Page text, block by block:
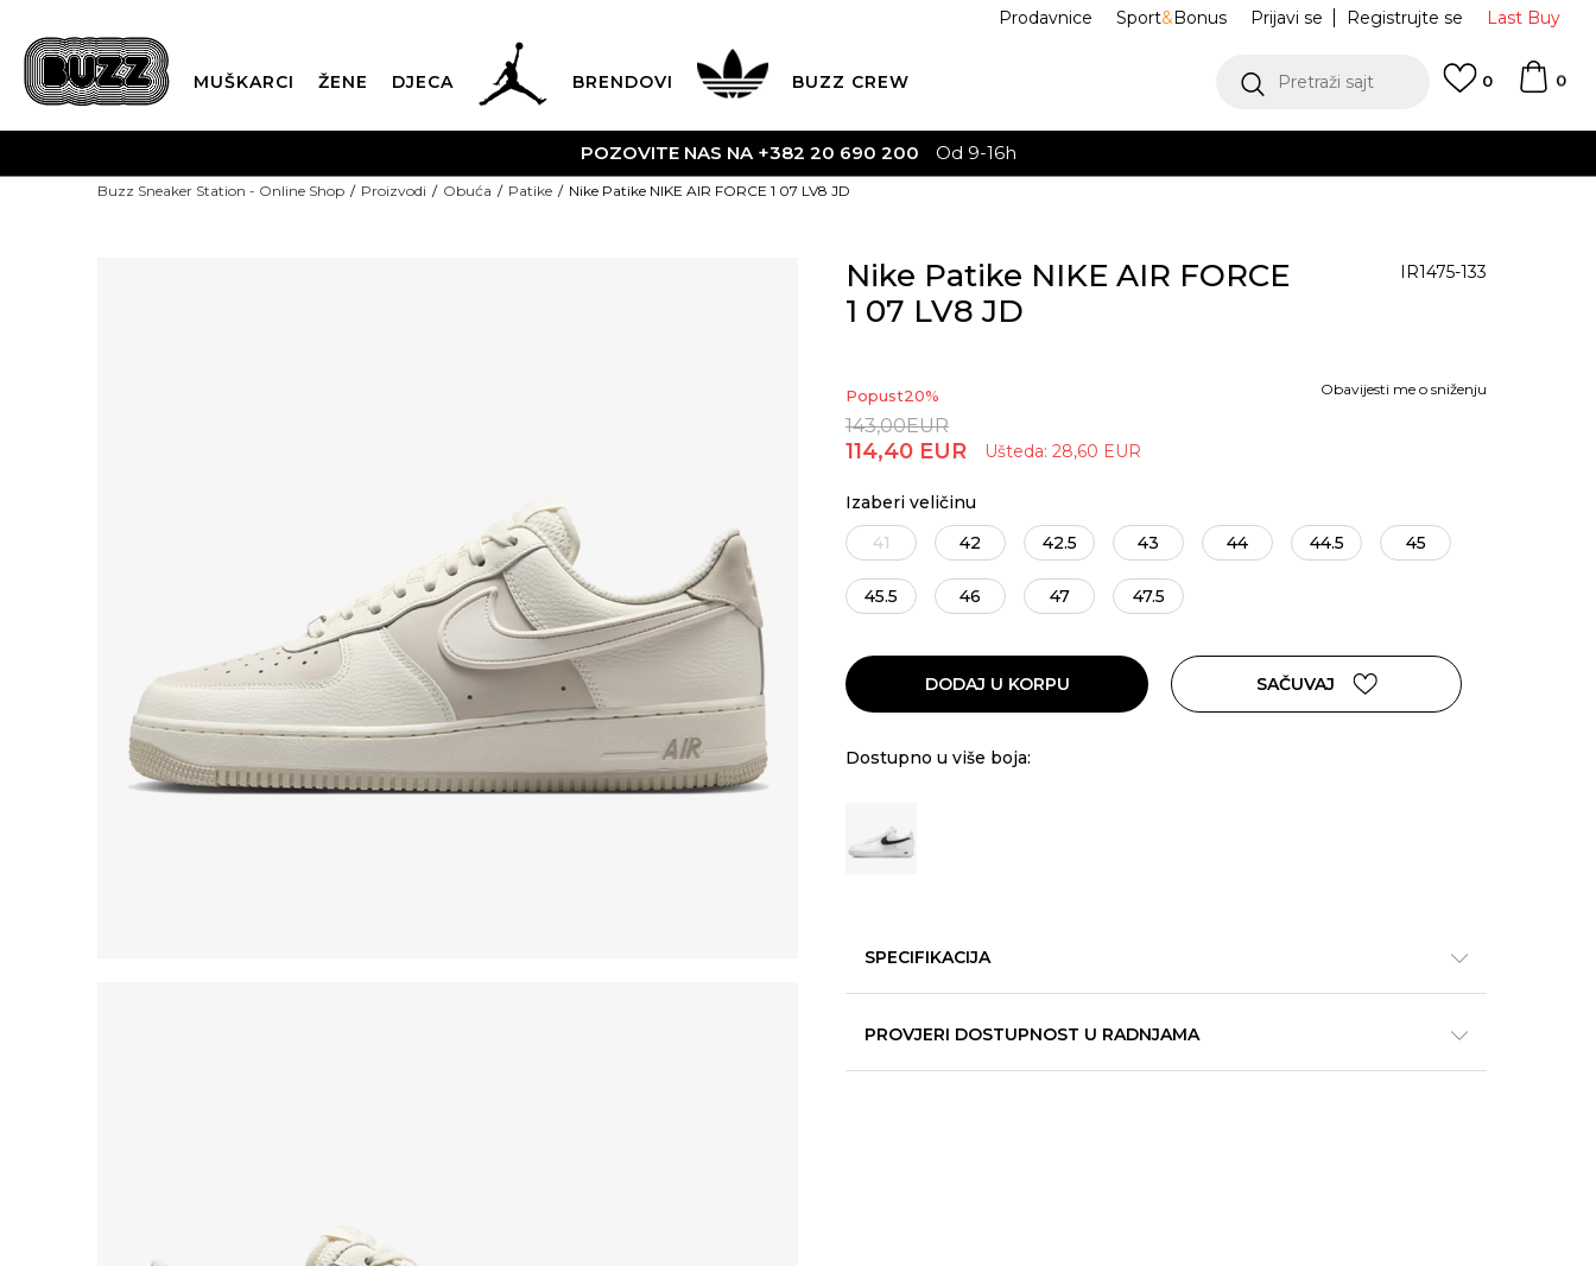
Last Buy
Prijavi se Registrujte se
Prodavnice Sport&Bonus
MUŠKARCI ŽENE DJECA BRENDOVI BUZZ CREW Pretraži sajt 0
0
POZOVITE NAS NA +382 20 690 200 Od 9-16h
Buzz Sneaker Station - Online Shop Proizvodi Obuća Patike Nike Patike NIKE AIR FORCE 1 07 LV8 JD
Nike Patike NIKE AIR FORCE
1 07 LV8 JD
IR1475-133
Popust20%
143,00EUR
114,40 EUR Ušteda: 28,60 EUR
Obavijesti me o sniženju
Izaberi veličinu
41
42 42.5 43 44 44.5 45
45.5 46 47 47.5
DODAJ U KORPU SAČUVAJ
Dostupno u više boja:
SPECIFIKACIJA
PROVJERI DOSTUPNOST U RADNJAMA